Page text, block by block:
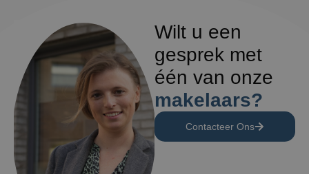
Wilt u een
gesprek met
één van onze
makelaars?
Contacteer Ons